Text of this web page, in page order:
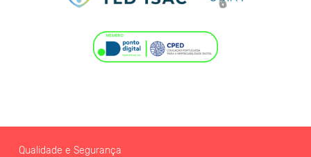
Qualidade e Segurança